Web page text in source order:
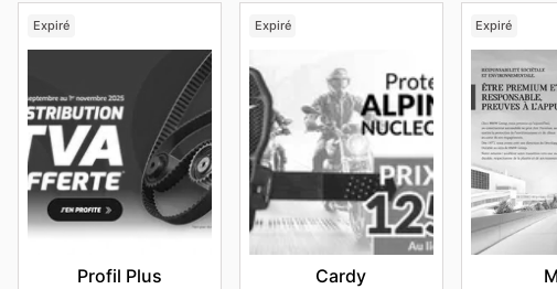
Expiré
Profil Plus
Expiré
Cardy
Expiré